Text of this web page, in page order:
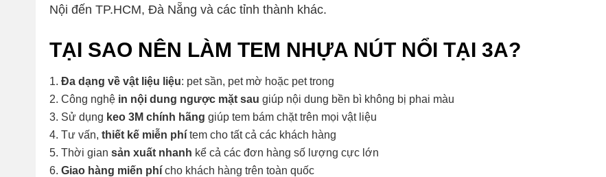
Nội đến TP.HCM, Đà Nẵng và các tỉnh thành khác.
TẠI SAO NÊN LÀM TEM NHỰA NÚT NỔI TẠI 3A?
Đa dạng về vật liệu liệu: pet sần, pet mờ hoặc pet trong
Công nghệ in nội dung ngược mặt sau giúp nội dung bền bì không bị phai màu
Sử dụng keo 3M chính hãng giúp tem bám chặt trên mọi vật liệu
Tư vấn, thiết kế miễn phí tem cho tất cả các khách hàng
Thời gian sản xuất nhanh kể cả các đơn hàng số lượng cực lớn
Giao hàng miến phí cho khách hàng trên toàn quốc